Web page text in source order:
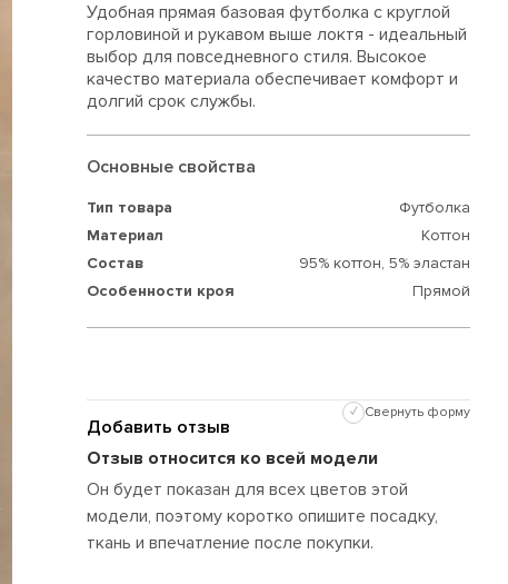
Удобная прямая базовая футболка с круглой
горловиной и рукавом выше локтя - идеальный
выбор для повседневного стиля. Высокое
качество материала обеспечивает комфорт и
долгий срок службы.
Основные свойства
Тип товара
Футболка
Материал
Коттон
Состав
95% коттон, 5% эластан
Особенности кроя
Прямой
Добавить отзыв
✓ Свернуть форму
Отзыв относится ко всей модели
Он будет показан для всех цветов этой
модели, поэтому коротко опишите посадку,
ткань и впечатление после покупки.